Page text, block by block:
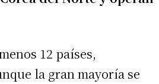
12 países,
la gran mayoría se